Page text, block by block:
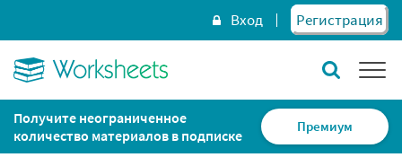
Вход Регистрация
Получите неограниченное
количество материалов в подписке
Премиум